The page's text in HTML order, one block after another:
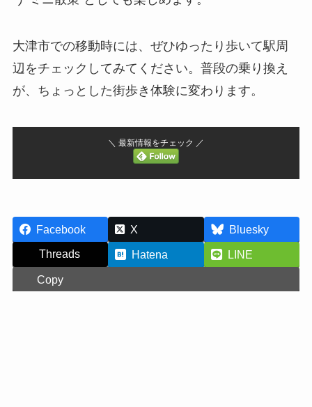
大津市での移動時には、ぜひゆったり歩いて駅周
辺をチェックしてみてください。普段の乗り換え
が、ちょっとした街歩き体験に変わります。
＼ 最新情報をチェック ／
Facebook X
Bluesky
Threads
Hatena
LINE
Copy